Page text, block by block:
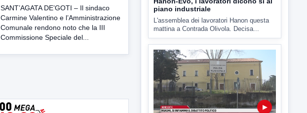
SANT’AGATA DE’GOTI – Il sindaco
Carmine Valentino e l’Amministrazione
Comunale rendono noto che la III
Commissione Speciale del...
5 AGOSTO 2026 ATTUALITÀ
Miasmi, si infiamma il dibattito
politico
lL caso dei miasmi a Ponte Valentino
approda anche nel...